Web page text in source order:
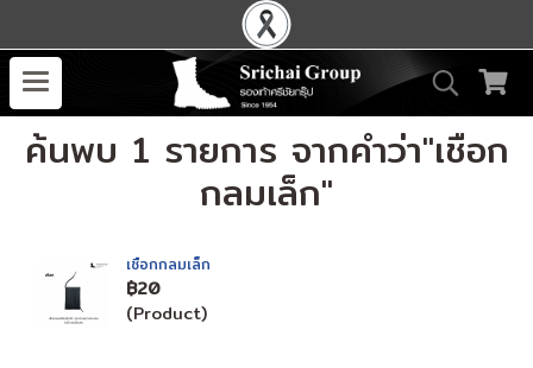
ค้นพบ 1 รายการ จากคำว่า"เชือก
กลมเล็ก"
เชือกกลมเล็ก
฿20
(Product)